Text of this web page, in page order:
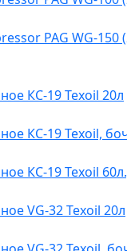
PAG WG-150
КС-19 Texoil 20л
КС-19 Texoil,
КС-19 Texoil
VG-32 Texoil 20л